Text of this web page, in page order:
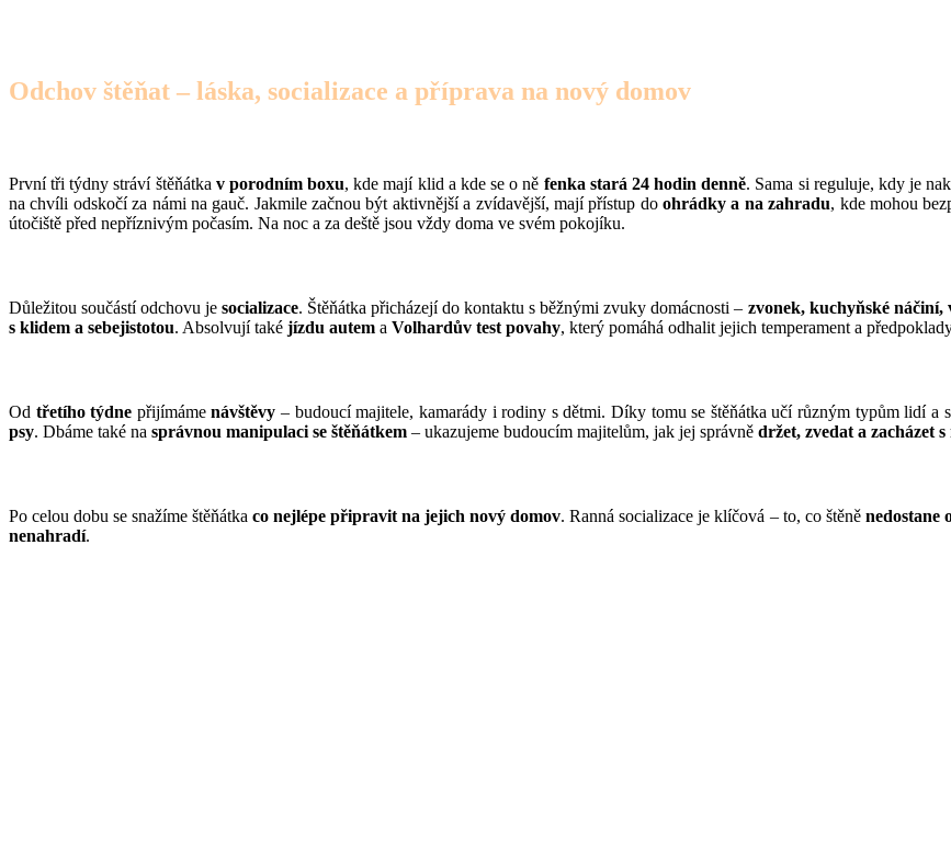
Odchov štěňat – láska, socializace a příprava na nový domov
První tři týdny stráví štěňátka v porodním boxu, kde mají klid a kde se o ně fenka stará 24 hodin denně. Sama si reguluje, kdy je
na chvíli odskočí za námi na gauč. Jakmile začnou být aktivnější a zvídavější, mají přístup do ohrádky a na zahradu, kde mohou
útočiště před nepříznivým počasím. Na noc a za deště jsou vždy doma ve svém pokojíku.
Důležitou součástí odchovu jesocializace. Štěňátka přicházejí do kontaktu s běžnými zvuky domácnosti – zvonek, kuchyňské náčiní,
s klidem a sebejistotou. Absolvují také jízdu autem a Volhardův test povahy, který pomáhá odhalit jejich temperament a
Od třetího týdne přijímámenávštěvy – budoucí majitele, kamarády i rodiny s dětmi. Díky tomu se štěňátka učí různým typům lidí a
psy. Dbáme také na správnou manipulaci se štěňátkem – ukazujeme budoucím majitelům, jak jej správně držet, zvedat a zacházet s
Po celou dobu se snažíme štěňátkaco nejlépe připravit na jejich nový domov. Ranná socializace je klíčová – to, co štěně nedostane
nenahradí.